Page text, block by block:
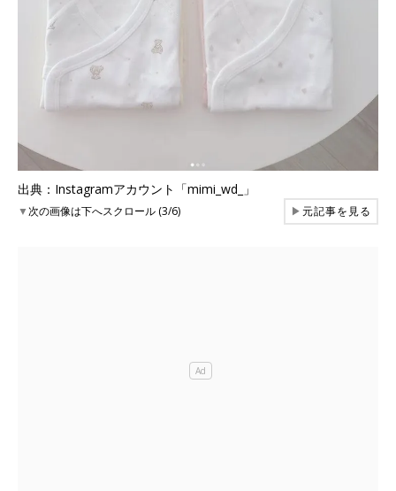
出典：Instagramアカウント「mimi_wd_」
▼次の画像は下へスクロール (3/6) ▶元記事を見る